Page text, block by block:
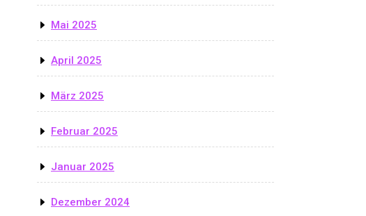
Mai 2025
April 2025
März 2025
Februar 2025
Januar 2025
Dezember 2024